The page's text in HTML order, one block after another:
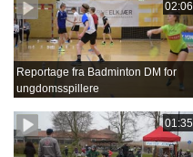
02:06
Reportage fra Badminton DM for
ungdomsspillere
01:35